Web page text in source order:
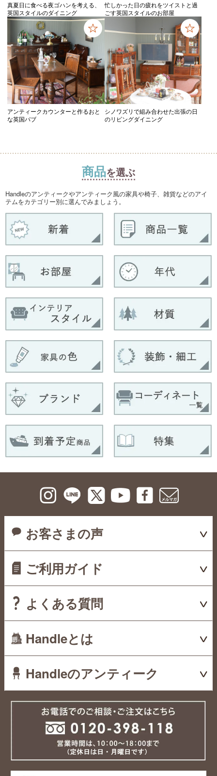
真夏日に食べる夜ゴハンを考える、
英国スタイルのダイニング
忙しかった日の疲れをツイストと過
ごす英国スタイルのお部屋
アンティークカウンターと作るおと
な英国パブ
シノワズリで組み合わせた出張の日
のリビングダイニング
商品を選ぶ
Handleのアンティークやアンティーク風の家具や椅子、雑貨などのアイ
テムをカテゴリー別に選んでみましょう。
お客さまの声
ご利用ガイド
よくある質問
Handleとは
Handleのアンティーク